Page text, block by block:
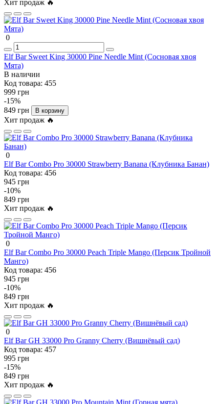
Хит продаж 🔥
0
Elf Bar Sweet King 30000 Pine Needle Mint (Сосновая хвоя
Мята)
В наличии
Код товара: 455
999 грн
-15%
849 грн
В корзину
Хит продаж 🔥
0
Elf Bar Combo Pro 30000 Strawberry Banana (Клубника Банан)
Код товара: 456
945 грн
-10%
849 грн
Хит продаж 🔥
0
Elf Bar Combo Pro 30000 Peach Triple Mango (Персик Тройной
Манго)
Код товара: 456
945 грн
-10%
849 грн
Хит продаж 🔥
0
Elf Bar GH 33000 Pro Granny Cherry (Вишнёвый сад)
Код товара: 457
995 грн
-15%
849 грн
Хит продаж 🔥